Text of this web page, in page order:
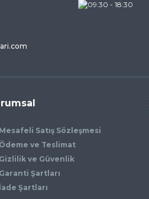
Mesafeli Satış Sözleşmesi
Ödeme ve Teslimat
Gizlilik ve Güvenlik
Garanti Şartları
İade Şartları